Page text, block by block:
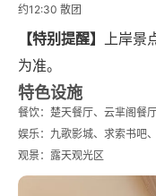
约12:30 散团
【特别提醒】 上岸景
为准。
特色设施
餐饮：楚天餐厅、云芈阁餐
娱乐：九歌影城、求索书吧
观景：露天观光区